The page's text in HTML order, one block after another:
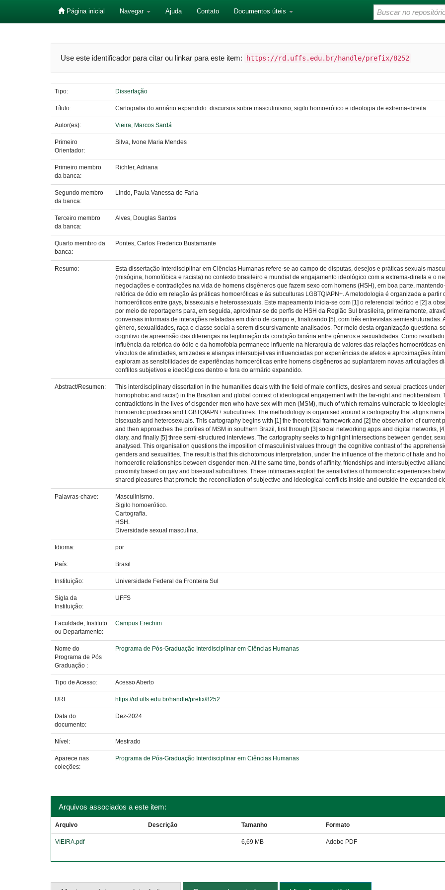
Página inicial Navegar Ajuda Contato Documentos úteis
Use este identificador para citar ou linkar para este item: https://rd.uffs.edu.br/handle/prefix/8252
Tipo: Dissertação
Título: Cartografia do armário expandido: discursos sobre masculinismo, sigilo homoerótico e ideologia de extrema-direita
Autor(es): Vieira, Marcos Sardá
Primeiro
Orientador:
Silva, Ivone Maria Mendes
Primeiro membro
da banca:
Richter, Adriana
Segundo membro
da banca:
Lindo, Paula Vanessa de Faria
Terceiro membro
da banca:
Alves, Douglas Santos
Quarto membro da
banca:
Pontes, Carlos Frederico Bustamante
Resumo:
Esta dissertação interdisciplinar em Ciências Humanas refere-se ao campo de disputas, desejos e práticas sexuais
(misógina, homofóbica e racista) no contexto brasileiro e mundial de engajamento ideológico com a extrema-direita e o
negociações e contradições na vida de homens cisgêneros que fazem sexo com homens (HSH), em boa parte,
retórica de ódio em relação às práticas homoeróticas e às subculturas LGBTQIAPN+. A metodologia é organizada a
homoeróticos entre gays, bissexuais e heterossexuais. Este mapeamento inicia-se com [1] o referencial teórico e [2] a
por meio de reportagens para, em seguida, aproximar-se de perfis de HSH da Região Sul brasileira, primeiramente,
conversas informais de interações relatadas em diário de campo e, finalizando [5], com três entrevistas
gênero, sexualidades, raça e classe social a serem discursivamente analisados. Por meio desta organização questiona-
cognitivo de apreensão das diferenças na legitimação da condição binária entre gêneros e sexualidades. Como
influência da retórica do ódio e da homofobia permanece influente na hierarquia de valores das relações homoeróticas
vínculos de afinidades, amizades e alianças intersubjetivas influenciadas por experiências de afetos e aproximações
exploram as sensibilidades de experiências homoeróticas entre homens cisgêneros ao suplantarem novas articulações
conflitos subjetivos e ideológicos dentro e fora do armário expandido.
Abstract/Resumen:
This interdisciplinary dissertation in the humanities deals with the field of male conflicts, desires and sexual practices
homophobic and racist) in the Brazilian and global context of ideological engagement with the far-right and
contradictions in the lives of cisgender men who have sex with men (MSM), much of which remains vulnerable to
homoerotic practices and LGBTQIAPN+ subcultures. The methodology is organised around a cartography that aligns
bisexuals and heterosexuals. This cartography begins with [1] the theoretical framework and [2] the observation of
and then approaches the profiles of MSM in southern Brazil, first through [3] social networking apps and digital networks,
diary, and finally [5] three semi-structured interviews. The cartography seeks to highlight intersections between gender,
analysed. This organisation questions the imposition of masculinist values through the cognitive contrast of the
genders and sexualities. The result is that this dichotomous interpretation, under the influence of the rhetoric of hate and
homoerotic relationships between cisgender men. At the same time, bonds of affinity, friendships and intersubjective
proximity based on gay and bisexual subcultures. These intimacies exploit the sensitivities of homoerotic experiences
shared pleasures that promote the reconciliation of subjective and ideological conflicts inside and outside the expanded
Palavras-chave:
Masculinismo.
Sigilo homoerótico.
Cartografia.
HSH.
Diversidade sexual masculina.
Idioma: por
País: Brasil
Instituição: Universidade Federal da Fronteira Sul
Sigla da
Instituição:
UFFS
Faculdade, Instituto
ou Departamento:
Campus Erechim
Nome do
Programa de Pós
Graduação :
Programa de Pós-Graduação Interdisciplinar em Ciências Humanas
Tipo de Acesso: Acesso Aberto
URI: https://rd.uffs.edu.br/handle/prefix/8252
Data do
documento:
Dez-2024
Nível: Mestrado
Aparece nas
coleções:
Programa de Pós-Graduação Interdisciplinar em Ciências Humanas
Arquivos associados a este item:
Arquivo Descrição Tamanho Formato
VIEIRA.pdf 6,69 MB Adobe PDF